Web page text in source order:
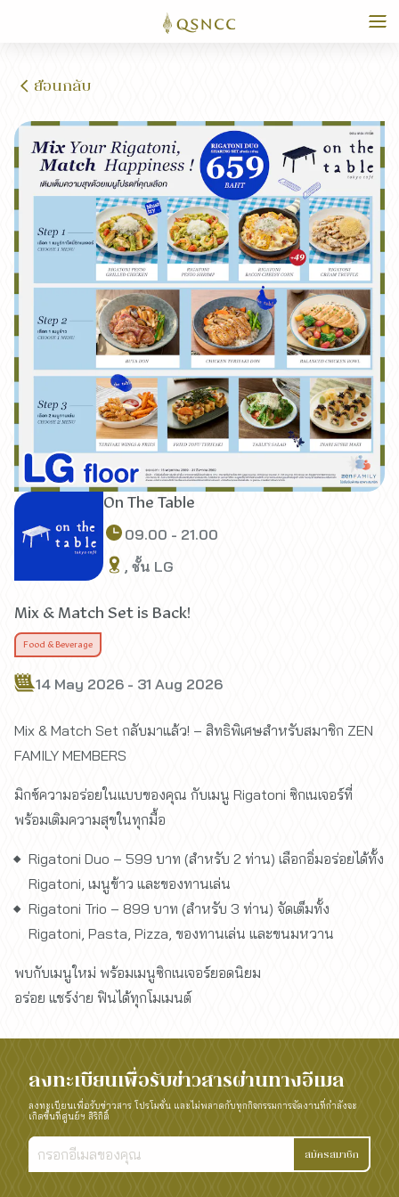
ย้อนกลับ
On The Table
09.00 - 21.00
, ชั้น LG
Mix & Match Set is Back!
Food & Beverage
14 May 2026 - 31 Aug 2026
Mix & Match Set กลับมาแล้ว! – สิทธิพิเศษสำหรับสมาชิก ZEN
FAMILY MEMBERS
มิกซ์ความอร่อยในแบบของคุณ กับเมนู Rigatoni ซิกเนเจอร์ที่
พร้อมเติมความสุขในทุกมื้อ
Rigatoni Duo – 599 บาท (สำหรับ 2 ท่าน) เลือกอิ่มอร่อยได้ทั้ง
Rigatoni, เมนูข้าว และของทานเล่น
Rigatoni Trio – 899 บาท (สำหรับ 3 ท่าน) จัดเต็มทั้ง
Rigatoni, Pasta, Pizza, ของทานเล่น และขนมหวาน
พบกับเมนูใหม่ พร้อมเมนูซิกเนเจอร์ยอดนิยม
อร่อย แชร์ง่าย ฟินได้ทุกโมเมนต์
ลงทะเบียนเพื่อรับข่าวสารผ่านทางอีเมล
ลงทะเบียนเพื่อรับข่าวสาร โปรโมชั่น และไม่พลาดกับทุกกิจกรรมการจัดงานที่กำลังจะ
เกิดขึ้นที่ศูนย์ฯ สิริกิติ์
สมัครสมาชิก